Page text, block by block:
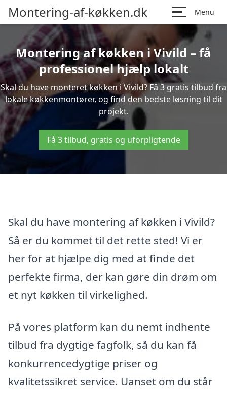
Montering-af-køkken.dk Menu
Montering af køkken i Vivild – få
professionel hjælp lokalt
Skal du have monteret køkken i Vivild? Få 3 gratis tilbud fra
lokale køkkenmontører, og find den bedste løsning til dit
projekt.
Få 3 tilbud, gratis og uforpligtende
Skal du have montering af køkken i Vivild?
Så er du kommet til det rette sted! Vi er
her for at hjælpe dig med at finde det
perfekte firma, der kan gøre din drøm om
et nyt køkken til virkelighed.
På vores platform kan du nemt indhente
tilbud fra dygtige fagfolk, så du kan få
konkurrencedygtige priser og
kvalitetssikret service. Uanset om du står